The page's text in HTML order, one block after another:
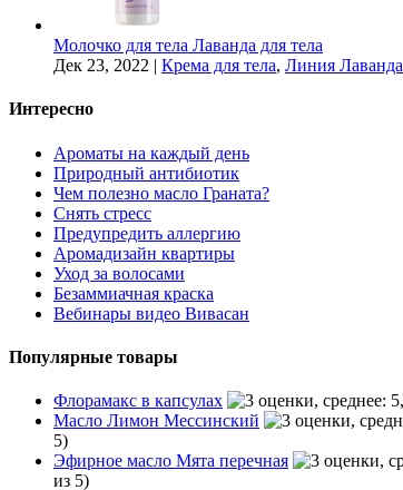
Молочко для тела Лаванда для тела
Дек 23, 2022 | Крема для тела, Линия Лаванда
Интересно
Ароматы на каждый день
Природный антибиотик
Чем полезно масло Граната?
Снять стресс
Предупредить аллергию
Аромадизайн квартиры
Уход за волосами
Безаммиачная краска
Вебинары видео Вивасан
Популярные товары
Флорамакс в капсулах
Масло Лимон Мессинский
5)
Эфирное масло Мята перечная
из 5)